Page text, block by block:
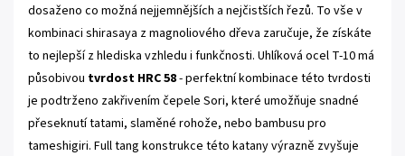
dosaženo co možná nejjemnějších a nejčistších řezů. To vše v
kombinaci shirasaya z magnoliového dřeva zaručuje, že získáte
to nejlepší z hlediska vzhledu i funkčnosti. Uhlíková ocel T-10 má
působivou tvrdost HRC 58- perfektní kombinace této tvrdosti
je podtrženo zakřivením čepele Sori, které umožňuje snadné
přeseknutí tatami, slaměné rohože, nebo bambusu pro
tameshigiri. Full tang konstrukce této katany výrazně zvyšuje